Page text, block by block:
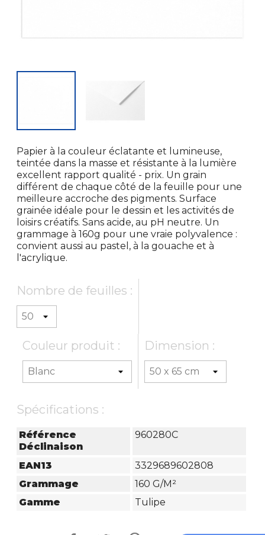
Papier à la couleur éclatante et lumineuse,
teintée dans la masse et résistante à la lumière
excellent rapport qualité - prix. Un grain
différent de chaque côté de la feuille pour une
meilleure accroche des pigments. Surface
grainée idéale pour le dessin et les activités de
loisirs créatifs. Sans acide, au pH neutre. Un
grammage à 160g pour une vraie polyvalence :
convient aussi au pastel, à la gouache et à
l'acrylique.
Nombre de feuilles :
Couleur produit : Dimension :
Spécifications :
Référence
Déclinaison
960280C
EAN13
3329689602808
Grammage
160 G/m²
Gamme
Tulipe